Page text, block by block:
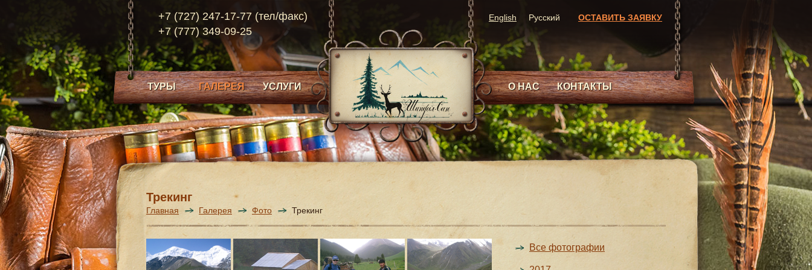
ТУРЫ ГАЛЕРЕЯ УСЛУГИ О НАС КОНТАКТЫ
+7 (727) 247-17-77 (тел/факс)
+7 (777) 349-09-25
English Русский ОСТАВИТЬ ЗАЯВКУ
Трекинг
Главная Галерея Фото Трекинг
Все фотографии